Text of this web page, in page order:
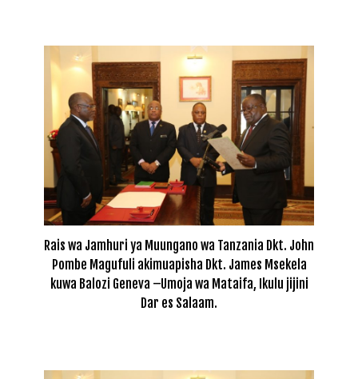
Rais wa Jamhuri ya Muungano wa Tanzania Dkt. John
Pombe Magufuli akimuapisha Dkt. James Msekela
kuwa Balozi Geneva –Umoja wa Mataifa, Ikulu jijini
Dar es Salaam.